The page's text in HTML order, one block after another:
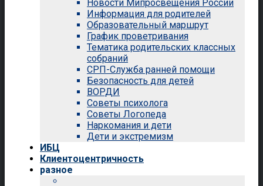
Новости Мипросвещения России
Информация для родителей
Образовательный маршрут
График проветривания
Тематика родительских классных
собраний
СРП-Служба ранней помощи
Безопасность для детей
ВОРДИ
Советы психолога
Советы Логопеда
Наркомания и дети
Дети и экстремизм
ИБЦ
Клиентоцентричность
разное